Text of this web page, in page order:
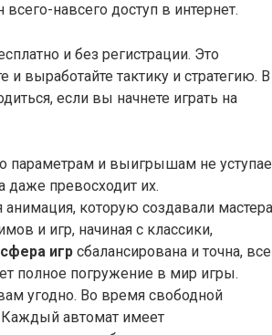
навсего доступ в интернет.
и без регистрации. Это
выработайте тактику и стратегию. В
если вы начнете играть на
параметрам и выигрышам не
даже превосходит их.
которую создавали мастера
и игр, начиная с классики,
игр сбалансирована и точна, все
полное погружение в мир игры.
угодно. Во время свободной
автомат имеет